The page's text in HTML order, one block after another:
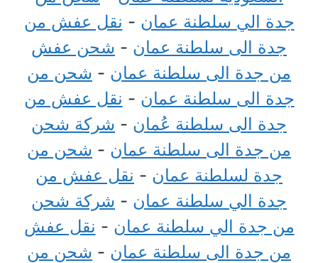
جدة الي سلطنة عمان - نقل عفش من
جدة الى سلطنة عمان - شحن عفش
من جدة الى سلطنة عمان - شحن من
جدة الى سلطنة عمان - نقل عفش من
جدة الى سلطنة عُمان - شركة شحن
من جدة الى سلطنة عمان - شحن من
جدة لسلطنة عمان - نقل عفش من
جدة الي سلطنة عمان - شركة شحن
من جدة الي سلطنة عمان - نقل عفش
من جدة الى سلطنة عمان - شحن من